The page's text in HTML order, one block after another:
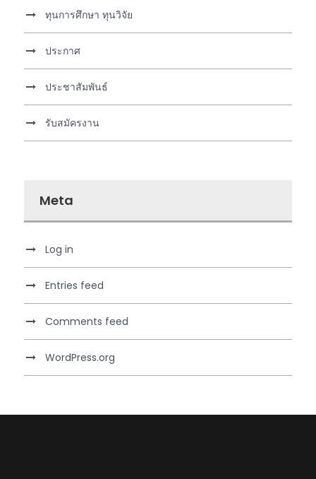
ทุนการศึกษา ทุนวิจัย
ประกาศ
ประชาสัมพันธ์
รับสมัครงาน
Meta
Log in
Entries feed
Comments feed
WordPress.org